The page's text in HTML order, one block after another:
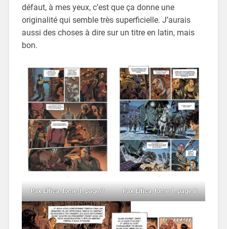
défaut, à mes yeux, c’est que ça donne une
originalité qui semble très superficielle. J’aurais
aussi des choses à dire sur un titre en latin, mais
bon.
Pax Elfica, tome 1, page 7 Pax Elfica, tome 1, page 8